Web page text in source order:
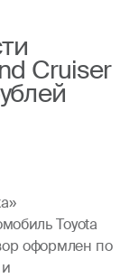
Cruiser
Toyota
оформлен по